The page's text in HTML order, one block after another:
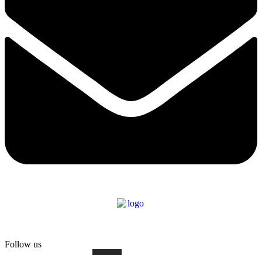
Follow us